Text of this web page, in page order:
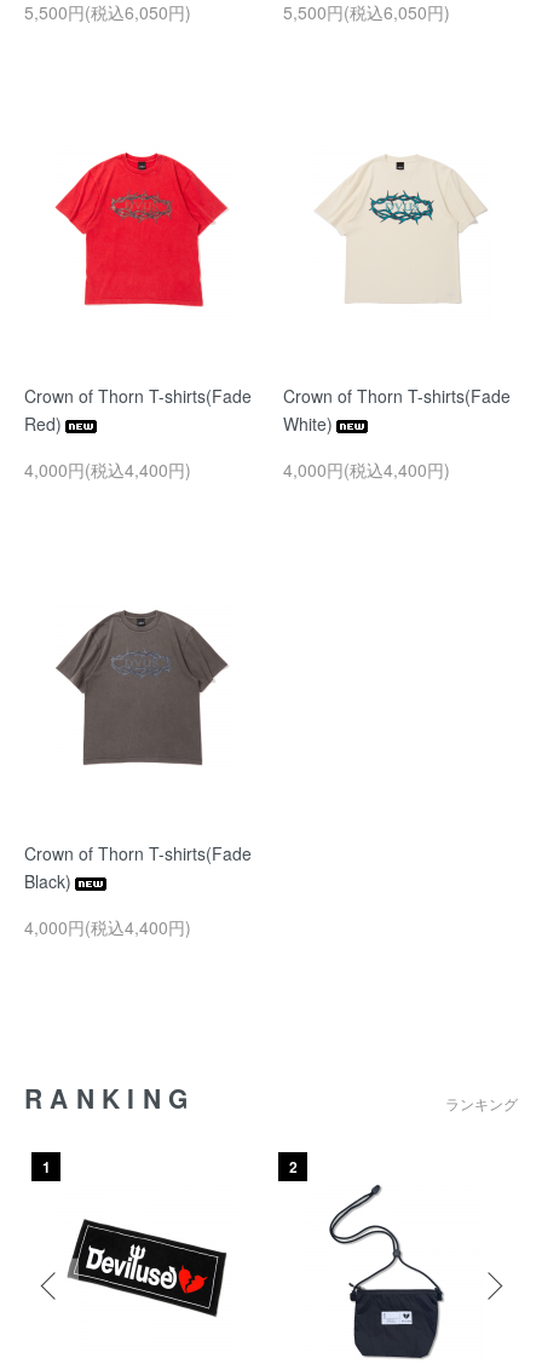
5,500円(税込6,050円) 5,500円(税込6,050円)
Crown of Thorn T-shirts(Fade
Red)
4,000円(税込4,400円)
Crown of Thorn T-shirts(Fade
White)
4,000円(税込4,400円)
Crown of Thorn T-shirts(Fade
Black)
4,000円(税込4,400円)
RANKING ランキング
1 2